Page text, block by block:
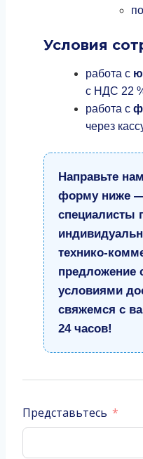
Условия
работа с
с НДС 22
работа с
через
Направьте
форму ниже
специалисты
предложение
условиями
свяжемся с
24 часов!
Представьтесь